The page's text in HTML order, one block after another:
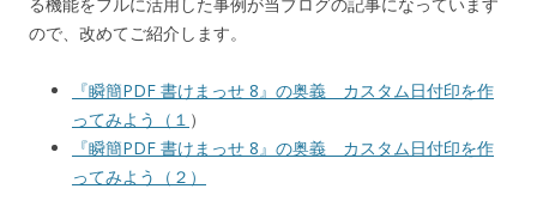
ので、改めてご紹介します。
『瞬簡PDF 書けまっせ 8』の奥義 カスタム日付印を作
ってみよう（１ ）
『瞬簡PDF 書けまっせ 8』の奥義 カスタム日付印を作
ってみよう（２）